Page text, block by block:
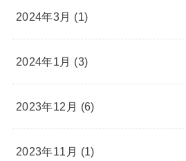
2024年3月 (1)
2024年1月 (3)
2023年12月 (6)
2023年11月 (1)